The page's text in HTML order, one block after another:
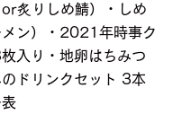
炙りしめ鯖）・しめ
メン）・2021年時事ク
入り・地卵はちみつ
ドリンクセット 3本